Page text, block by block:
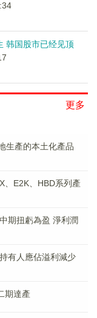
韩国股市已经见顶
更多
生產的本土化產品
、E2K、HBD系列產
期扭虧為盈 淨利潤
有人應佔溢利減少
期達產